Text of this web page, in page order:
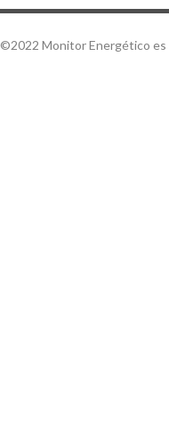
©2022 Monitor Energético es